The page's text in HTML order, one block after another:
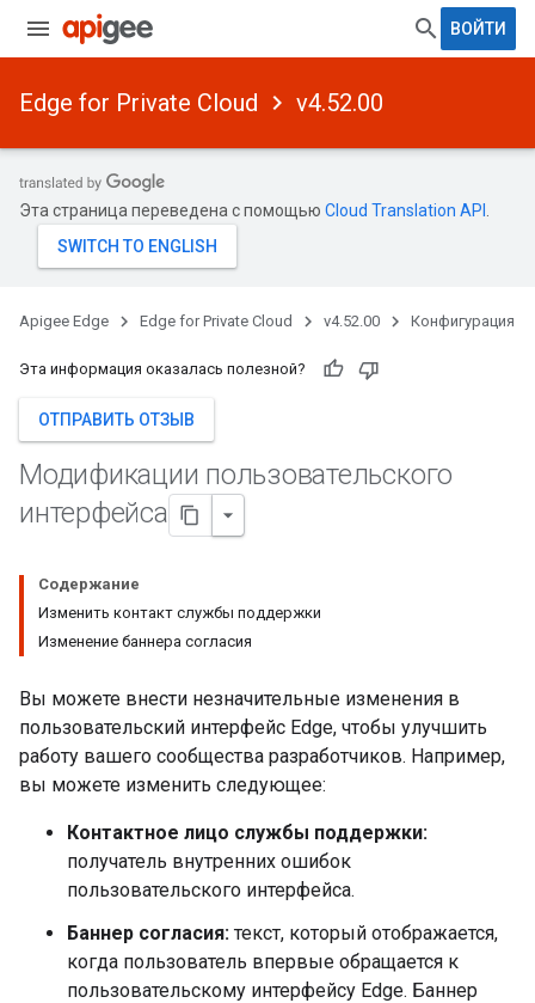
ВОЙТИ
Edge for Private Cloud v4.52.00
Эта страница переведена с помощью Cloud Translation API
Apigee Edge Edge for Private Cloud v4.52.00 Конфигурация
Эта информация оказалась полезной?
ОТПРАВИТЬ ОТЗЫВ
Модификации пользовательского
интерфейса
Содержание
Изменить контакт службы поддержки
Изменение баннера согласия
Вы можете внести незначительные изменения в
пользовательский интерфейс Edge, чтобы улучшить
работу вашего сообщества разработчиков. Например,
вы можете изменить следующее:
Контактное лицо службы поддержки:
получатель внутренних ошибок
пользовательского интерфейса.
Баннер согласия: текст, который отображается,
когда пользователь впервые обращается к
пользовательскому интерфейсу Edge. Баннер